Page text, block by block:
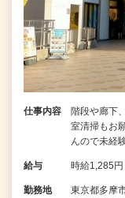
仕事内容
階段や廊下
室清掃もお
んので未経
給与 時給1,285円
勤務地
東京都多摩